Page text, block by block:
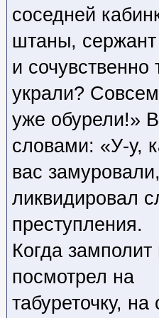
соседней
штаны,
и
украли? Совсем
уже обурели!»
словами: «У-у,
вас
ликвидировал
преступления.
Когда
посмотрел на
табуреточку,